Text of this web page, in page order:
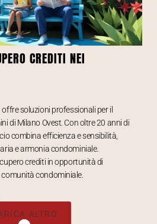
CREDITI NEI
soluzioni professionali per il
di Milano Ovest. Con oltre 20 anni di
combina efficienza e sensibilità,
e armonia condominiale.
crediti in opportunità di
condominiale.
ALTRO